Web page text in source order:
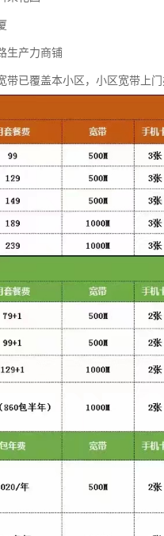
生产力商铺
带已覆盖本小区，小区宽带上